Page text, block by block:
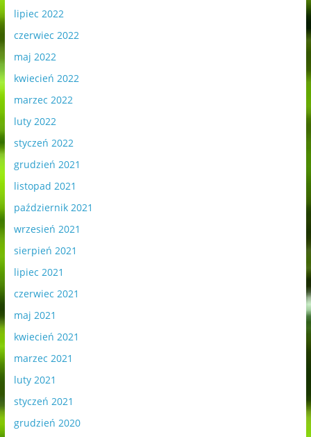
lipiec 2022
czerwiec 2022
maj 2022
kwiecień 2022
marzec 2022
luty 2022
styczeń 2022
grudzień 2021
listopad 2021
październik 2021
wrzesień 2021
sierpień 2021
lipiec 2021
czerwiec 2021
maj 2021
kwiecień 2021
marzec 2021
luty 2021
styczeń 2021
grudzień 2020